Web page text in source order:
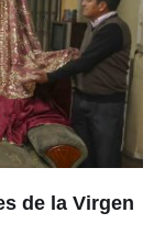
de la Virgen